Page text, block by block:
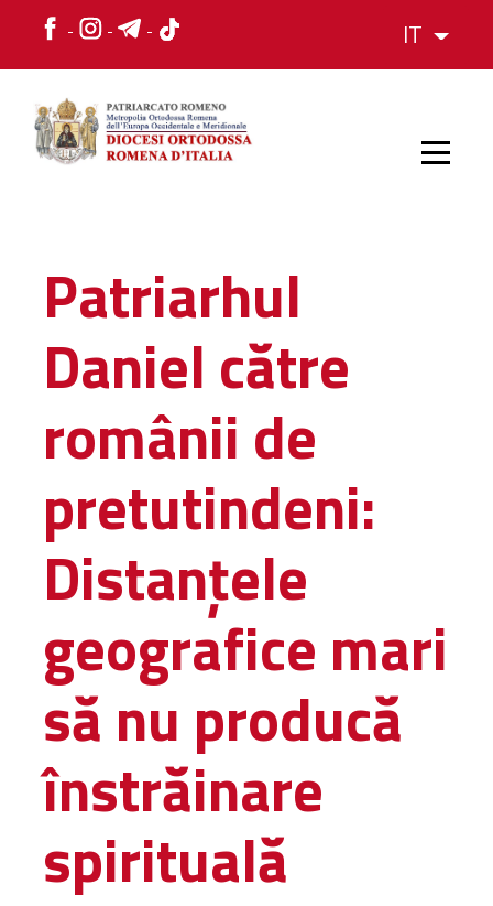
IT
STORIA
L'ORGANIZZAZIONE
L'ORGANIZZAZIONE
La Struttura
Amministrativa
Monasteri,
chiese e
monumenti
Diaconie
Associazioni e
Centri
Parrocchie
RISORSE
RISORSE
Apostolia Italia
Patriarhul
Daniel către
românii de
pretutindeni:
Distanțele
geografice mari
să nu producă
înstrăinare
spirituală